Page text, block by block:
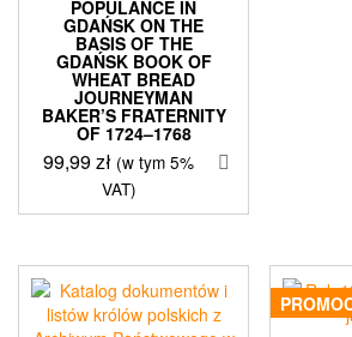
POPULANCE IN
GDAŃSK ON THE
BASIS OF THE
GDAŃSK BOOK OF
WHEAT BREAD
JOURNEYMAN
BAKER’S FRATERNITY
OF 1724–1768
99,99zł (w tym 5%
VAT)